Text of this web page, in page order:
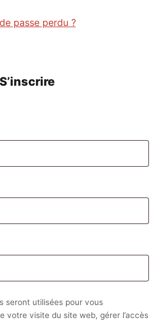
passe perdu ?
S’inscrire
seront utilisées pour vous
votre visite du site web, gérer l’accès